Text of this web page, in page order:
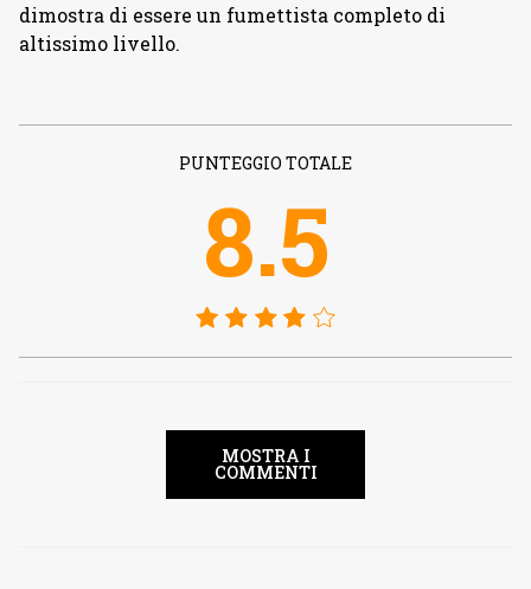
dimostra di essere un fumettista completo di
altissimo livello.
PUNTEGGIO TOTALE
8.5
MOSTRA I
COMMENTI